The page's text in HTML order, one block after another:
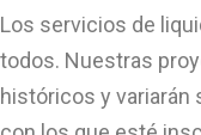
Los servicios de
todos. Nuestras
históricos y